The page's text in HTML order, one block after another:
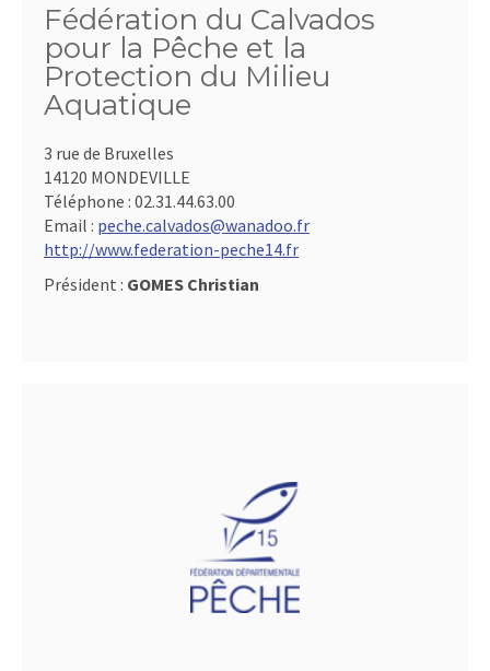
Fédération du Calvados
pour la Pêche et la
Protection du Milieu
Aquatique
3 rue de Bruxelles
14120 MONDEVILLE
Téléphone : 02.31.44.63.00
Email : peche.calvados@wanadoo.fr
http://www.federation-peche14.fr
Président : GOMES Christian